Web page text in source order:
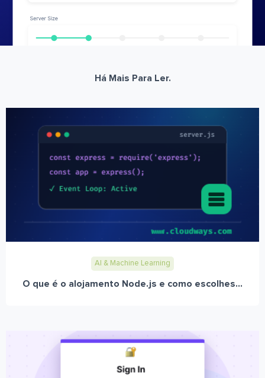
Há Mais Para Ler.
AI & Machine Learning
O que é o alojamento Node.js e como escolhes...